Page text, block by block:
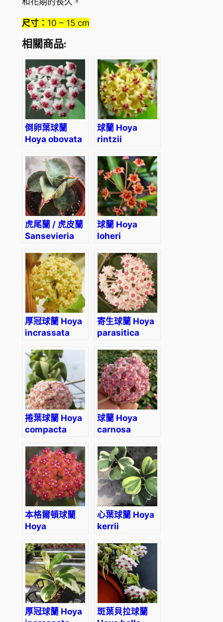
尺寸： 10 – 15 cm
相關商品:
倒卵葉球蘭
Hoya obovata
球蘭 Hoya
rintzii
虎尾蘭 / 虎皮蘭
Sansevieria
Dwarf Plant
球蘭 Hoya
loheri
厚冠球蘭 Hoya
incrassata
寄生球蘭 Hoya
parasitica
捲葉球蘭 Hoya
compacta
‘regalis’
球蘭 Hoya
carnosa
本格爾頓球蘭
Hoya
心葉球蘭 Hoya
kerrii
厚冠球蘭 Hoya
斑葉貝拉球蘭